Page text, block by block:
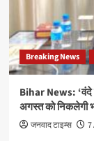
Breaking News
Bihar News: ‘वंदे
अगस्त को निकलेगी
जनवाद टाइम्स 7